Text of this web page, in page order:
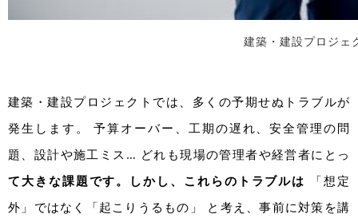
建築・建設プロジェ
建築・建設プロジェクトでは、多くの予期せぬトラブルが
発生します。 予算オーバー、工期の遅れ、安全管理の問
題、設計や施工ミス… どれも現場の管理者や経営者にとっ
て大きな課題です。しかし、これらのトラブルは
「想定
外」ではなく「起こりうるもの」 と考え、事前に対策を講